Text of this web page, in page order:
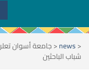
<
news
<جامعة أسوان
شباب الباحثين